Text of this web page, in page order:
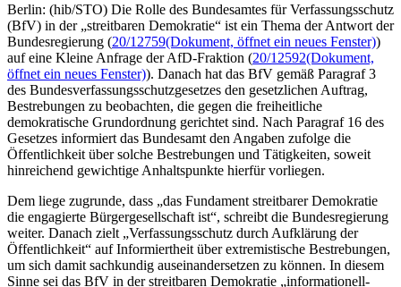
Berlin: (hib/STO) Die Rolle des Bundesamtes für Verfassungsschutz
(BfV) in der „streitbaren Demokratie“ ist ein Thema der Antwort der
Bundesregierung (20/12759(Dokument, öffnet ein neues Fenster))
auf eine Kleine Anfrage der AfD-Fraktion (20/12592(Dokument,
öffnet ein neues Fenster)). Danach hat das BfV gemäß Paragraf 3
des Bundesverfassungsschutzgesetzes den gesetzlichen Auftrag,
Bestrebungen zu beobachten, die gegen die freiheitliche
demokratische Grundordnung gerichtet sind. Nach Paragraf 16 des
Gesetzes informiert das Bundesamt den Angaben zufolge die
Öffentlichkeit über solche Bestrebungen und Tätigkeiten, soweit
hinreichend gewichtige Anhaltspunkte hierfür vorliegen.
Dem liege zugrunde, dass „das Fundament streitbarer Demokratie
die engagierte Bürgergesellschaft ist“, schreibt die Bundesregierung
weiter. Danach zielt „Verfassungsschutz durch Aufklärung der
Öffentlichkeit“ auf Informiertheit über extremistische Bestrebungen,
um sich damit sachkundig auseinandersetzen zu können. In diesem
Sinne sei das BfV in der streitbaren Demokratie „informationell-